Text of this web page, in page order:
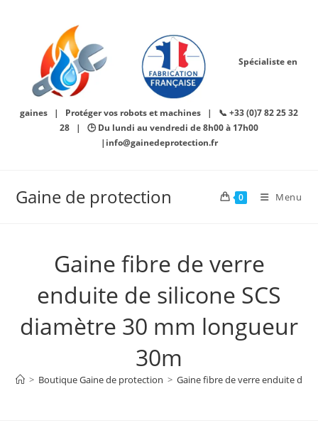
Spécialiste en
gaines | Protéger vos robots et machines | 📞 +33 (0)7 82 25 32
28 | 🕒 Du lundi au vendredi de 8h00 à 17h00
|info@gainedeprotection.fr
Gaine de protection 0 Menu
Gaine fibre de verre
enduite de silicone SCS
diamètre 30 mm longueur
30m
> Boutique Gaine de protection > Gaine fibre de verre enduite de